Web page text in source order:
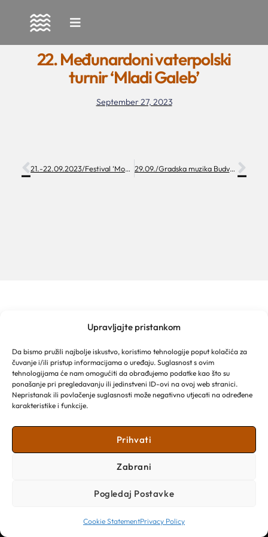
Upravljajte pristankom
Da bismo pružili najbolje iskustvo, koristimo tehnologije poput kolačića za
čuvanje i/ili pristup informacijama o uređaju. Suglasnost s ovim
tehnologijama će nam omogućiti da obrađujemo podatke kao što su
ponašanje pri pregledavanju ili jedinstveni ID-ovi na ovoj web stranici.
Nepristanak ili povlačenje suglasnosti može negativno utjecati na određene
karakteristike i funkcije.
Prihvati
Zabrani
Pogledaj Postavke
Cookie StatementPrivacy Policy
to
content22. Međunardoni vaterpolski
turnir ‘Mladi Galeb’
September 27, 2023
21.-22.09.2023/Festival ‘Modro i zeleno’ u Makarskoj 29.09./Gradska muzika Budva nastupa u Arbuna
Franjevački put 2a
Obala kralja Tomislava 16
21 300 Makarska
Email: info@makarska-info.hr
Phone: +385 21 612 002/+385 21 650 076
Copyright © 2026 Turistička zajednica Grada Makarske​